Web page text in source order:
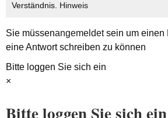
Verständnis. Hinweis
Sie müssenangemeldetsein um einen
eine Antwort schreiben zu können
Bitte loggen Sie sich ein
×
Bitte loggen Sie sich ein